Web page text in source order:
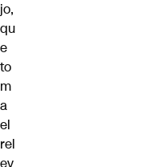
jo,
qu
e
to
m
a
el
rel